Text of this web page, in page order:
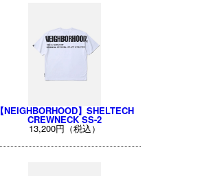
【NEIGHBORHOOD】SHELTECH
CREWNECK SS-2
13,200円（税込）